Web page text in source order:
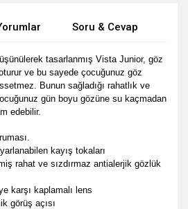
Soru & Cevap
tasarlanmış Vista Junior, göz
ve bu sayede çocuğunuz göz
Bunun sağladığı rahatlık ve
gün boyu gözüne su kaçmadan
edebilir.
kayış tokaları
rahat ve sızdırmaz antialerjik gözlük
karşı kaplamalı lens
görüş açısı